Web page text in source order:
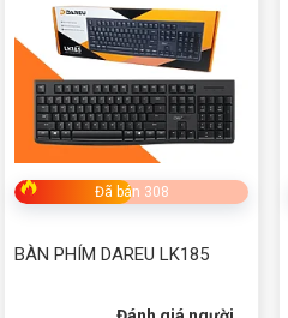
Đã bán 308
BÀN PHÍM DAREU LK185